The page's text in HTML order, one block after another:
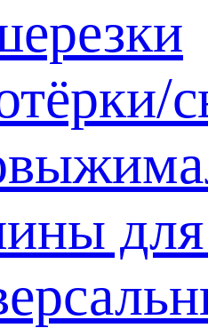
для